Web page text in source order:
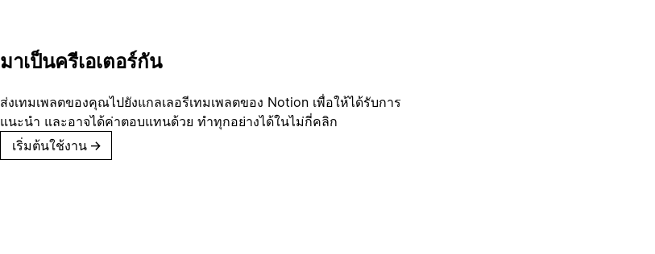
มาเป็นครีเอเตอร์กัน
ส่งเทมเพลตของคุณไปยังแกลเลอรีเทมเพลตของ Notion เพื่อให้ได้รับการ
แนะนำ และอาจได้ค่าตอบแทนด้วย ทำทุกอย่างได้ในไม่กี่คลิก
เริ่มต้นใช้งาน →